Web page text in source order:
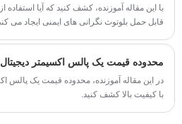
با این مقاله آموزنده، کشف کنید که آیا
قابل حمل بلوتوث نگرانی های ایمنی ایجاد می
در این مقاله آموزنده، محدوده قیمت یک پالس
با کیفیت بالا کشف کنید.